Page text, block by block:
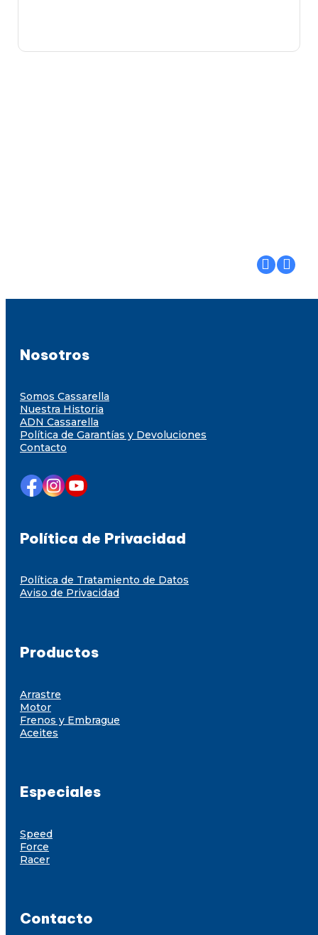
Nosotros
Somos Cassarella
Nuestra Historia
ADN Cassarella
Política de Garantías y Devoluciones
Contacto
Política de Privacidad
Política de Tratamiento de Datos
Aviso de Privacidad
Productos
Arrastre
Motor
Frenos y Embrague
Aceites
Especiales
Speed
Force
Racer
Contacto